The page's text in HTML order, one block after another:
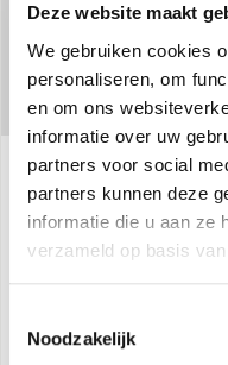
Deze website maakt
We gebruiken cookies
personaliseren, om
en om ons
informatie over uw
partners voor social
partners kunnen deze
informatie die u aan ze
verzameld op basis
Noodzakelijk
Beschikbaar in de